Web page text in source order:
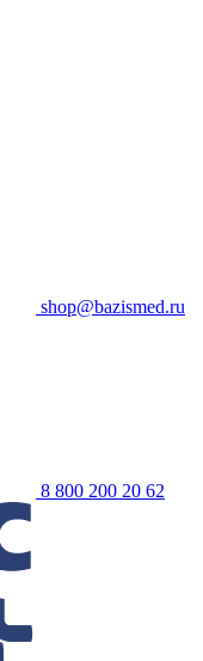
shop@bazismed.ru
8 800 200 20 62